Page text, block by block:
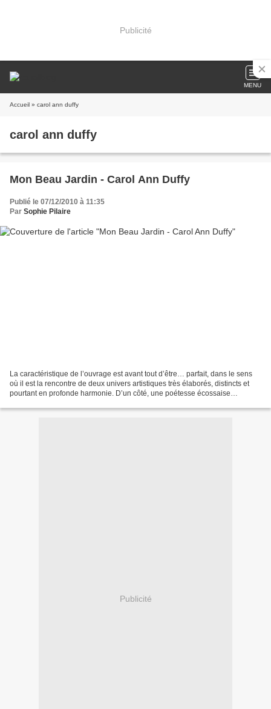
Publicité
MENU
Accueil » carol ann duffy
carol ann duffy
Mon Beau Jardin - Carol Ann Duffy
Publié le 07/12/2010 à 11:35
Par Sophie Pilaire
La caractéristique de l’ouvrage est avant tout d’être… parfait, dans le sens
où il est la rencontre de deux univers artistiques très élaborés, distincts et
pourtant en profonde harmonie. D’un côté, une poétesse écossaise
Publicité